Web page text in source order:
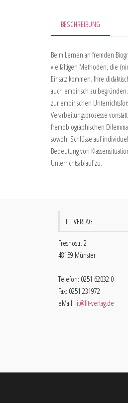
BESCHREIBUNG
Beim Lernen an fremden
vielfältigen Methoden, die
Einsatz kommen. Ihre
auch empirisch zu
zur empirischen
Verarbeitungsprozesse
fremdbiographischen
sowohl Schlüsse auf
Bedeutung von
Unterrichtsablauf zu.
LIT VERLAG
Fresnostr. 2
48159 Münster
Telefon: 0251 62032 0
Fax: 0251 231972
eMail: lit@lit-verlag.de